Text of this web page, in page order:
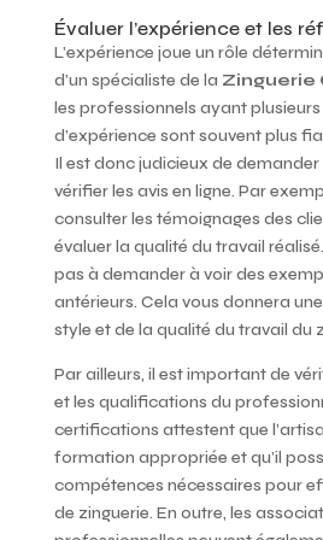
Évaluer l’expérience et les
L’expérience joue un rôle
d’un spécialiste de la Zinguerie
les professionnels ayant plusieurs
d’expérience sont souvent plus
Il est donc judicieux de
vérifier les avis en ligne. Par
consulter les témoignages des
évaluer la qualité du travail
pas à demander à voir des
antérieurs. Cela vous donnera
style et de la qualité du travail du
Par ailleurs, il est important de
et les qualifications du
certifications attestent que
formation appropriée et qu’il
compétences nécessaires pour
de zinguerie. En outre, les